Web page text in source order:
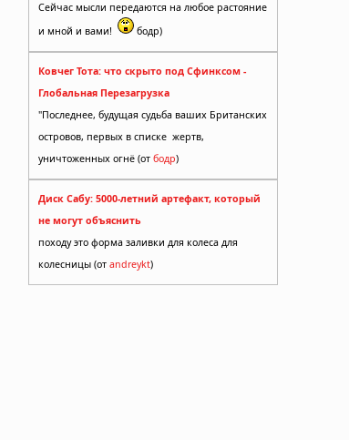
Сейчас мысли передаются на любое растояние
и мной и вами!
бодр)
Ковчег Тота: что скрыто под Сфинксом -
Глобальная Перезагрузка
"Последнее, будущая судьба ваших Британских
островов, первых в списке жертв,
уничтоженных огнё (от бодр)
Диск Сабу: 5000-летний артефакт, который
не могут объяснить
походу это форма заливки для колеса для
колесницы (от andreykt)